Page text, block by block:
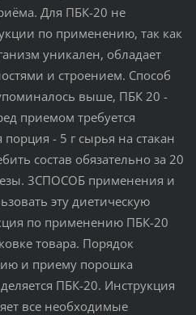
Для ПБК-20 не
по применению, так как
уникален, обладает
и строением. Способ
выше, ПБК 20 -
приемом требуется
- 5 г сырья на стакан
состав обязательно за 20
3СПОСОБ применения и
эту диетическую
по применению ПБК-20
товара. Порядок
и приему порошка
ПБК-20. Инструкция
все необходимые